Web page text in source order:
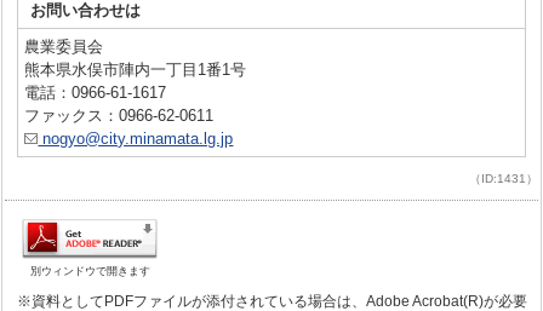
お問い合わせは
農業委員会
熊本県水俣市陣内一丁目1番1号
電話：0966-61-1617
ファックス：0966-62-0611
nogyo@city.minamata.lg.jp
（ID:1431）
別ウィンドウで開きます
※資料としてPDFファイルが添付されている場合は、Adobe Acrobat(R)が必要